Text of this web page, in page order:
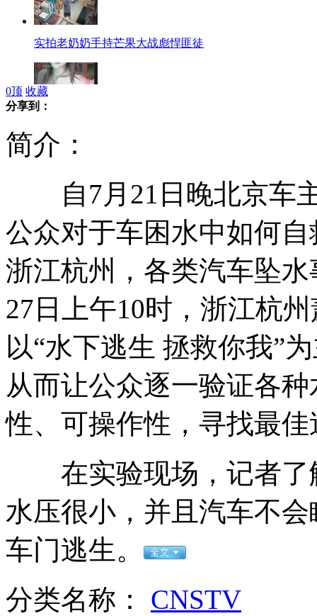
实拍老奶奶手持芒果大战彪悍匪徒
十秒车内逃生 后备箱的秘密开关
世界上最大的蚊子身长40厘米
药家鑫案死者家属弃索20万遗赠款
一和尚与尼姑办离婚 在场民众诧异
奥运开幕：万人狂欢特拉法加广场
山西运城恶犬咬伤多人 警民合力深夜将其击毙
女孩北京地铁殴打老人 痛下狠手拳打脚踢
0顶 收藏
分享到：
简介：
自7月21日晚北京车主
公众对于车困水中如何
浙江杭州，各类汽车坠
27日上午10时，浙江杭
以“水下逃生 拯救你我”
从而让公众逐一验证各
性、可操作性，寻找最
在实验现场，记者了
水压很小，并且汽车不
车门逃生。
分类名称： CNSTV